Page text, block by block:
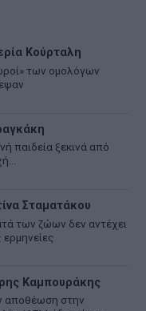
Κούρταλη
των ομολόγων
παιδεία ξεκινά από
Σταματάκου
των ζώων δεν αντέχει
ερμηνείες
Καμπουράκης
αποθέωση στην